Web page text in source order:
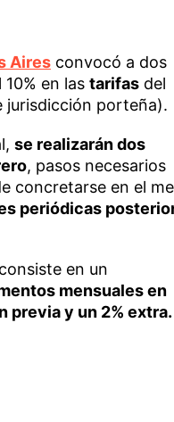
Airesconvocó a dos
en las tarifasdel
jurisdicción porteña).
se realizarán dos
, pasos necesarios
concretarse en el
periódicas
en un
mensuales en
previa y un 2% extra.